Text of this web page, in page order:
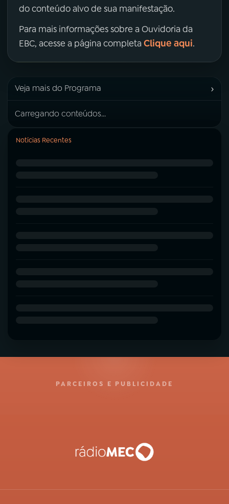
do conteúdo alvo de sua manifestação.
Para mais informações sobre a Ouvidoria da
EBC, acesse a página completa Clique aqui.
Veja mais do Programa ›
Carregando conteúdos...
Notícias Recentes
PARCEIROS E PUBLICIDADE